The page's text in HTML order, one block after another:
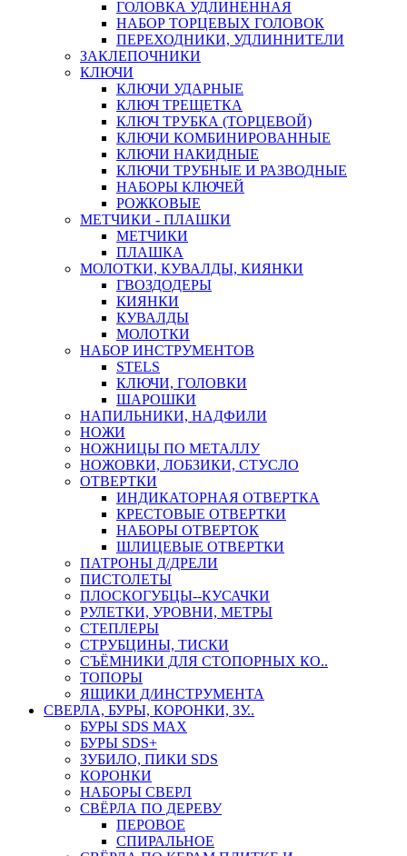
ГОЛОВКА УДЛИНЕННАЯ
НАБОР ТОРЦЕВЫХ ГОЛОВОК
ПЕРЕХОДНИКИ, УДЛИННИТЕЛИ
ЗАКЛЕПОЧНИКИ
КЛЮЧИ
КЛЮЧИ УДАРНЫЕ
КЛЮЧ ТРЕЩЕТКА
КЛЮЧ ТРУБКА (ТОРЦЕВОЙ)
КЛЮЧИ КОМБИНИРОВАННЫЕ
КЛЮЧИ НАКИДНЫЕ
КЛЮЧИ ТРУБНЫЕ И РАЗВОДНЫЕ
НАБОРЫ КЛЮЧЕЙ
РОЖКОВЫЕ
МЕТЧИКИ - ПЛАШКИ
МЕТЧИКИ
ПЛАШКА
МОЛОТКИ, КУВАЛДЫ, КИЯНКИ
ГВОЗДОДЕРЫ
КИЯНКИ
КУВАЛДЫ
МОЛОТКИ
НАБОР ИНСТРУМЕНТОВ
STELS
КЛЮЧИ, ГОЛОВКИ
ШАРОШКИ
НАПИЛЬНИКИ, НАДФИЛИ
НОЖИ
НОЖНИЦЫ ПО МЕТАЛЛУ
НОЖОВКИ, ЛОБЗИКИ, СТУСЛО
ОТВЕРТКИ
ИНДИКАТОРНАЯ ОТВЕРТКА
КРЕСТОВЫЕ ОТВЕРТКИ
НАБОРЫ ОТВЕРТОК
ШЛИЦЕВЫЕ ОТВЕРТКИ
ПАТРОНЫ Д/ДРЕЛИ
ПИСТОЛЕТЫ
ПЛОСКОГУБЦЫ--КУСАЧКИ
РУЛЕТКИ, УРОВНИ, МЕТРЫ
СТЕПЛЕРЫ
СТРУБЦИНЫ, ТИСКИ
СЪЁМНИКИ ДЛЯ СТОПОРНЫХ КО..
ТОПОРЫ
ЯЩИКИ Д/ИНСТРУМЕНТА
СВЕРЛА, БУРЫ, КОРОНКИ, ЗУ..
БУРЫ SDS MAX
БУРЫ SDS+
ЗУБИЛО, ПИКИ SDS
КОРОНКИ
НАБОРЫ СВЕРЛ
СВЁРЛА ПО ДЕРЕВУ
ПЕРОВОЕ
СПИРАЛЬНОЕ